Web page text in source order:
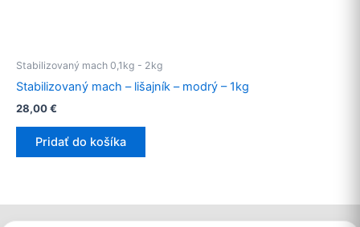
Stabilizovaný mach 0,1kg - 2kg
Stabilizovaný mach – lišajník – modrý – 1kg
28,00€
Pridať do košíka